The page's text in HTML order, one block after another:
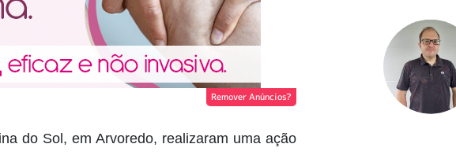
Remover Anúncios?
do Sol, em Arvoredo, realizaram uma ação